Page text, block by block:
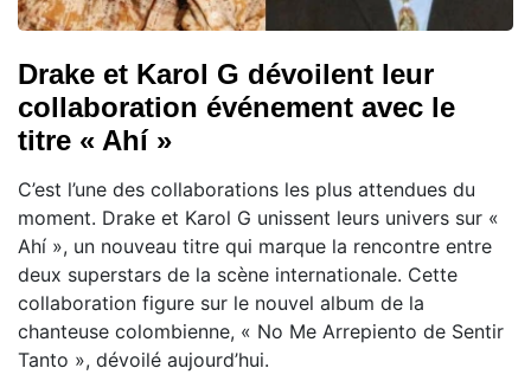
Drake et Karol G dévoilent leur
collaboration événement avec le
titre « Ahí »
C’est l’une des collaborations les plus attendues du
moment. Drake et Karol G unissent leurs univers sur «
Ahí », un nouveau titre qui marque la rencontre entre
deux superstars de la scène internationale. Cette
collaboration figure sur le nouvel album de la
chanteuse colombienne, « No Me Arrepiento de Sentir
Tanto », dévoilé aujourd’hui.